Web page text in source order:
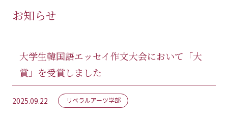
お知らせ
大学生韓国語エッセイ作文大会において「大
賞」を受賞しました
2025.09.22 リベラルアーツ学部